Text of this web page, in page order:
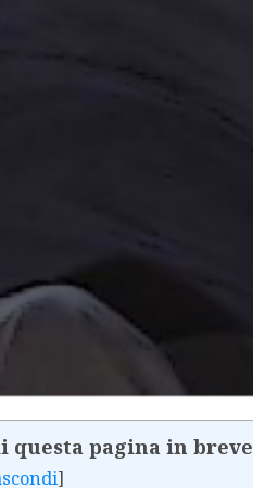
questa pagina in breve
]